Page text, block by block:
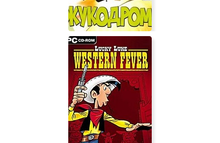
Hugo: Bukkazoom! (Кузя: Жукодром)